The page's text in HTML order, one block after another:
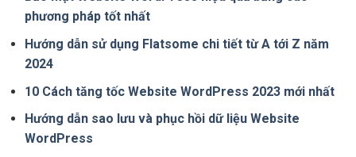
phương pháp tốt nhất
Hướng dẫn sử dụng Flatsome chi tiết từ A tới Z năm
2024
10 Cách tăng tốc Website WordPress 2023 mới nhất
Hướng dẫn sao lưu và phục hồi dữ liệu Website
WordPress